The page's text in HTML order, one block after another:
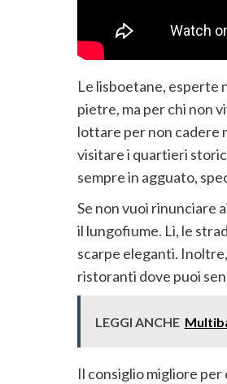
Le lisboetane, esperte
pietre, ma per chi non
lottare per non cadere
visitare i quartieri
sempre in agguato,
Se non vuoi rinunciare
il lungofiume. Lì, le
scarpe eleganti.
ristoranti dove puoi
LEGGI ANCHE
Il consiglio migliore per